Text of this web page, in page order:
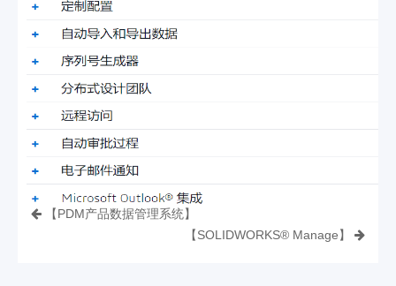
【PDM产品数据管理系统】
【SOLIDWORKS® Manage】